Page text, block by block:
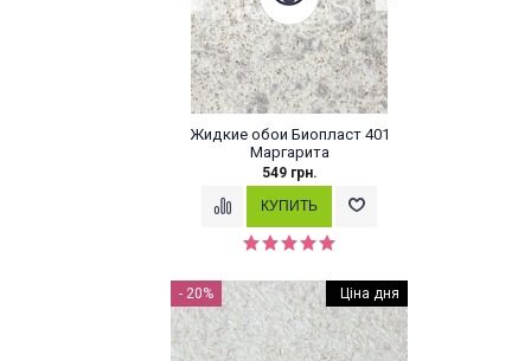
Жидкие обои Биопласт 401
Маргарита
549 грн.
- 20% ЦІНА ДНЯ
Ціна дня